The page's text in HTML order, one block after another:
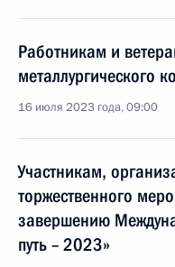
Работникам и
металлургического
16 июля 2023 года, 09:00
Участникам,
торжественного
завершению
путь – 2023»